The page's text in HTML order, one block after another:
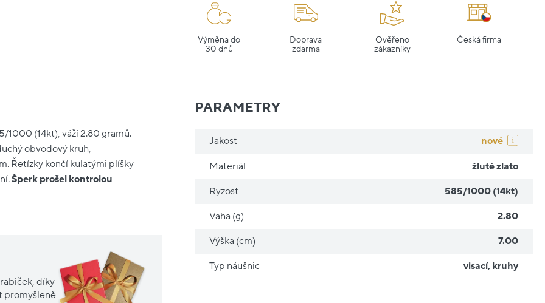
Výměna do
30 dnů
Doprava
zdarma
Ověřeno
zákazníky
Česká firma
1000 (14kt), váží 2.80 gramů.
obvodový kruh,
Řetízky končí kulatými plíšky
Šperk prošel kontrolou
díky
promyšleně
PARAMETRY
Jakost nové
Materiál žluté zlato
Ryzost 585/1000 (14kt)
Vaha (g) 2.80
Výška (cm) 7.00
Typ náušnic visací, kruhy